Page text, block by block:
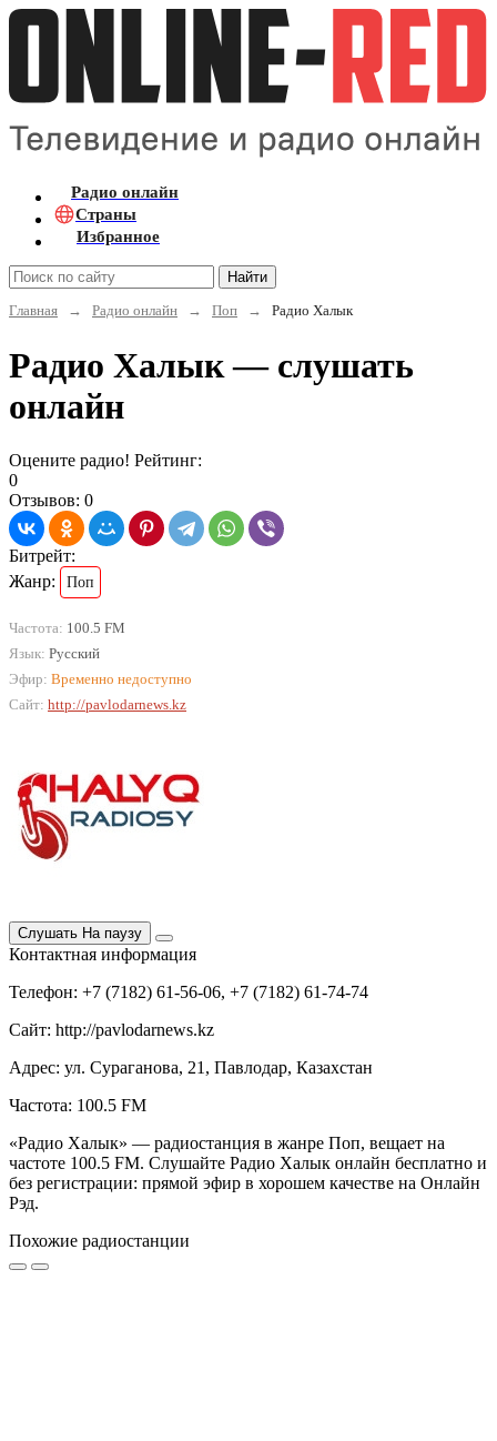
Радио онлайн
Страны
Избранное
Найти
Главная
→ Радио онлайн → Поп → Радио Халык
Радио Халык — слушать
онлайн
Оцените радио! Рейтинг:
0
Отзывов: 0
Битрейт:
Жанр:
Поп
Частота: 100.5 FM
Язык: Русский
Эфир: Временно недоступно
Сайт: http://pavlodarnews.kz
Слушать На паузу
Контактная информация
Телефон: +7 (7182) 61-56-06, +7 (7182) 61-74-74
Сайт: http://pavlodarnews.kz
Адрес: ул. Сураганова, 21, Павлодар, Казахстан
Частота: 100.5 FM
«Радио Халык» — радиостанция в жанре Поп, вещает на
частоте 100.5 FM. Слушайте Радио Халык онлайн бесплатно и
без регистрации: прямой эфир в хорошем качестве на Онлайн
Рэд.
Похожие радиостанции